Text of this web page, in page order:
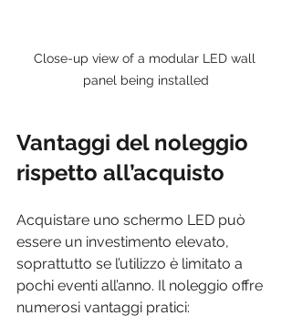
Close-up view of a modular LED wall
panel being installed
Vantaggi del noleggio
rispetto all’acquisto
Acquistare uno schermo LED può
essere un investimento elevato,
soprattutto se l’utilizzo è limitato a
pochi eventi all’anno. Il noleggio offre
numerosi vantaggi pratici: